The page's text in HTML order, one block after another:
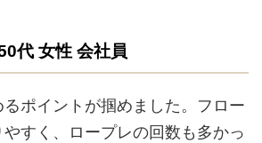
代 女性 会社員
ポイントが掴めました。フロー
すく、ロープレの回数も多かっ